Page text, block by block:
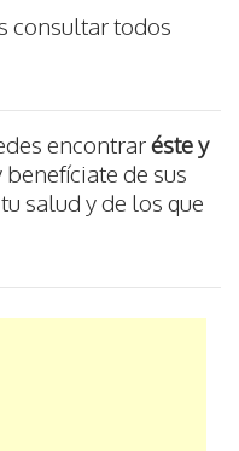
consultar todos
encontraréste y
benefíciate de sus
salud y de los que